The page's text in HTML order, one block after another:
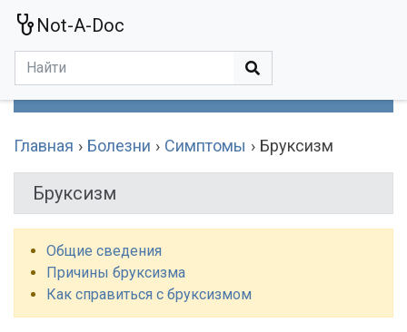
Not-A-Doc
Главная Болезни Симптомы Бруксизм
Бруксизм
Общие сведения
Причины бруксизма
Как справиться с бруксизмом